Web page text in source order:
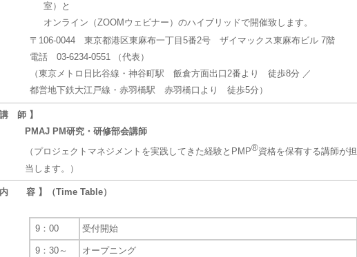
室）と
オンライン（ZOOMウェビナー）のハイブリッドで開催致します。
〒106-0044 東京都港区東麻布一丁目5番2号 ザイマックス東麻布ビル 7階
電話 03-6234-0551 （代表）
（東京メトロ日比谷線・神谷町駅 飯倉方面出口2番より 徒歩8分 ／
都営地下鉄大江戸線・赤羽橋駅 赤羽橋口より 徒歩5分）
師 】
PMAJ PM研究・研修部会講師
（プロジェクトマネジメントを実践してきた経験とPMP®資格を保有する講師が担
当します。）
容 】（Time Table）
9：00 受付開始
9：30～ オープニング